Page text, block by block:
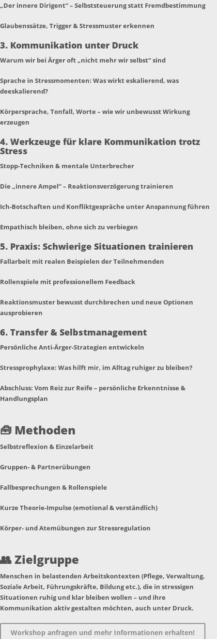
„Der innere Dirigent“ – Selbststeuerung statt Fremdbestimmung
Glaubenssätze, Trigger & Stressmuster erkennen
3. Kommunikation unter Druck
Warum wir bei Ärger oft „nicht mehr wir selbst“ sind
Sprache in Stressmomenten: Was wirkt eskalierend, was
deeskalierend?
Körpersprache, Tonfall, Worte – wie wir unbewusst Wirkung
erzeugen
4. Werkzeuge für klare Kommunikation trotz
Stress
Stopp-Techniken & mentale Unterbrecher
Die „innere Ampel“ – Reaktionsverzögerung trainieren
Ich-Botschaften und Konfliktgespräche unter Anspannung führen
Empathisch bleiben, ohne sich zu verbiegen
5. Praxis: Schwierige Situationen trainieren
Fallarbeit mit realen Beispielen der Teilnehmenden
Rollenspiele mit professionellem Feedback
Reaktionsmuster bewusst durchbrechen und neue Optionen
ausprobieren
6. Transfer & Selbstmanagement
Persönliche Anti-Ärger-Strategien entwickeln
Stressprophylaxe: Was hilft mir, im Alltag ruhiger zu bleiben?
Abschluss: Vom Reiz zur Reife – persönliche Erkenntnisse &
Handlungsplan
🧰 Methoden
Selbstreflexion & Einzelarbeit
Gruppen- & Partnerübungen
Fallbesprechungen & Rollenspiele
Kurze Theorie-Impulse (emotional & verständlich)
Körper- und Atemübungen zur Stressregulation
👥Zielgruppe
Menschen in belastenden Arbeitskontexten (Pflege, Verwaltung,
Soziale Arbeit, Führungskräfte, Bildung etc.), die in stressigen
Situationen ruhig und klar bleiben wollen – und ihre
Kommunikation aktiv gestalten möchten, auch unter Druck.
Workshop anfragen und mehr Informationen erhalten!